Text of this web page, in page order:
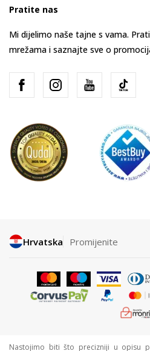
Pratite nas
Mi dijelimo naše tajne s vama.
mrežama i saznajte sve o
Hrvatska Promijenite
Nastojimo biti što precizniji u opisu